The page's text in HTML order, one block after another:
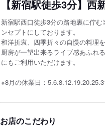
【新宿駅徒歩3分】
新宿駅西口徒歩3分の路地裏に佇
ンセプトにしております。
和洋折衷、四季折々の自慢の料理
厨房が一望出来るライブ感あふれ
にもご利用いただけます。
※8月の休業日：
お店のこだわり